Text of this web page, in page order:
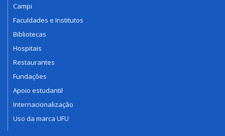
Campi
Faculdades e Institutos
Bibliotecas
Hospitais
Restaurantes
Fundações
Apoio estudantil
Internacionalização
Uso da marca UFU